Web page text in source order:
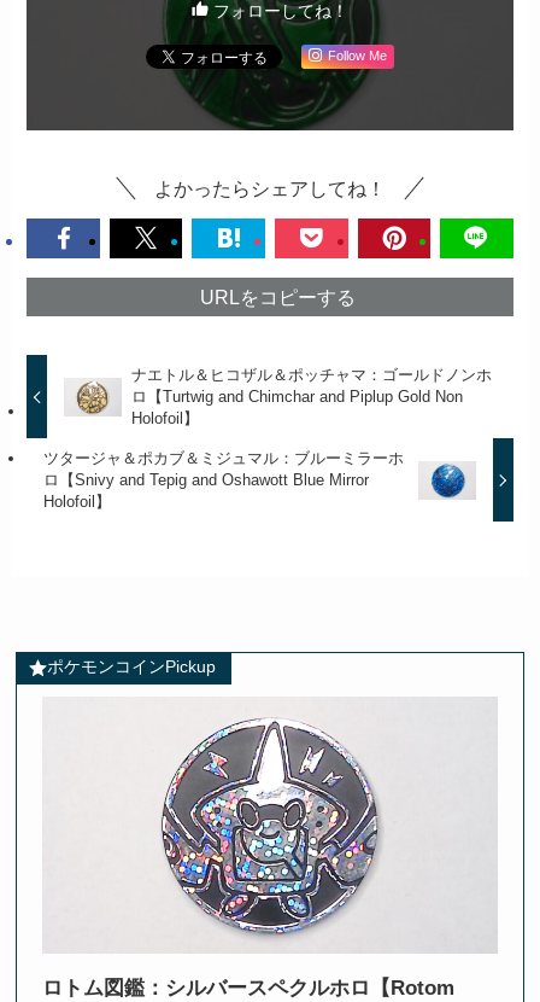
フォローしてね！
Follow Me
よかったらシェアしてね！
URLをコピーする
ナエトル＆ヒコザル＆ポッチャマ：ゴールドノンホ
ロ【Turtwig and Chimchar and Piplup Gold Non
Holofoil】
ツタージャ＆ポカブ＆ミジュマル：ブルーミラーホ
ロ【Snivy and Tepig and Oshawott Blue Mirror
Holofoil】
ポケモンコインPickup
ロトム図鑑：シルバースペクルホロ【Rotom